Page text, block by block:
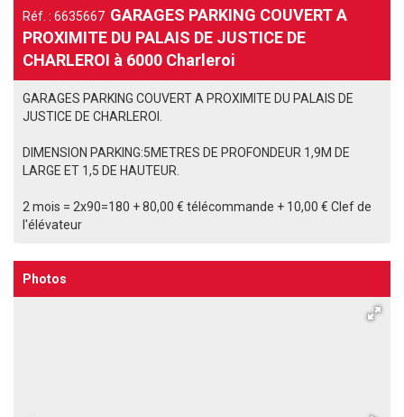
Réf. : 6635667 GARAGES PARKING COUVERT A
PROXIMITE DU PALAIS DE JUSTICE DE
CHARLEROI à 6000 Charleroi
GARAGES PARKING COUVERT A PROXIMITE DU PALAIS DE
JUSTICE DE CHARLEROI.
DIMENSION PARKING:5METRES DE PROFONDEUR 1,9M DE
LARGE ET 1,5 DE HAUTEUR.
2 mois = 2x90=180 + 80,00 € télécommande + 10,00 € Clef de
l'élévateur
Photos